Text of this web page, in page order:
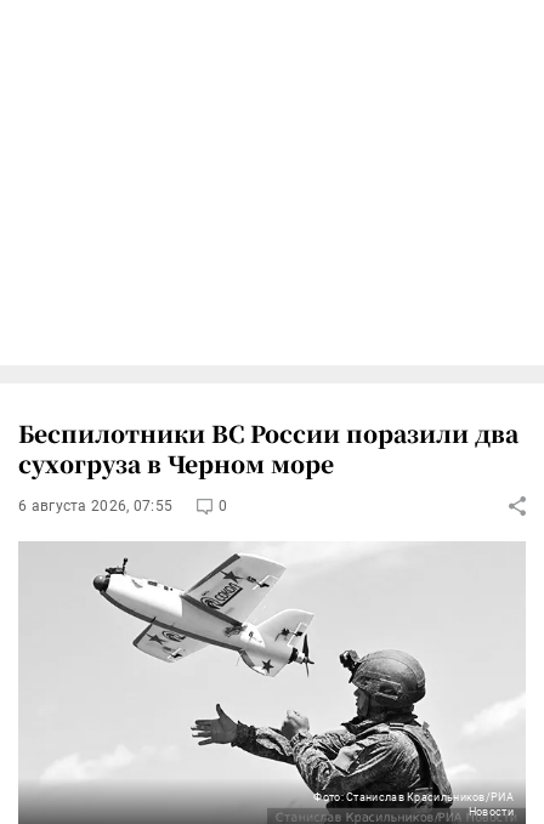
Беспилотники ВС России поразили два
сухогруза в Черном море
6 августа 2026, 07:55 0
Фото: Станислав Красильников/РИА
Новости